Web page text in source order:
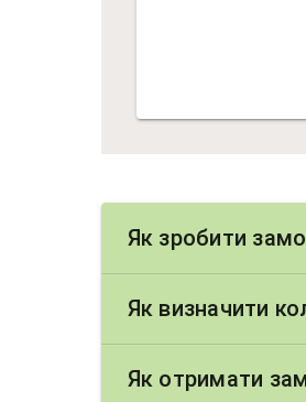
Як зробити
Як визначити
Як отримати